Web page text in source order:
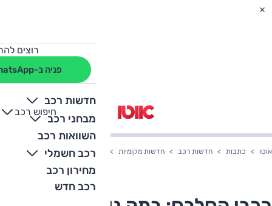
רוצים
פניה ב-WhatsApp
חדשות רכב
מבחני רכב
השוואות רכב
רכב חשמלי
מחירון רכב
רכב חדש
חיפוש רכב
+
-
אוטו כתבות חדשות רכב חדשות מקומיות רכבי הסלבס: במה נוסע עמוס לוזון?